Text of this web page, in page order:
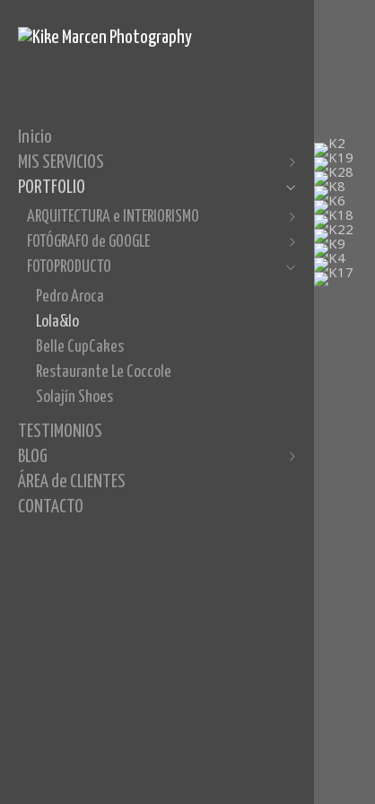
Inicio
MIS SERVICIOS
ARQUITECTURA e INTERIORISMO
FOTÓGRAFO de GOOGLE
FOTOPRODUCTO
PORTFOLIO
ARQUITECTURA e INTERIORISMO
Casa Teulada
Casa Cucán
Casa Costablanca
Loft Elda
Cocina Laura
Villa de Moraira
FOTÓGRAFO de GOOGLE
Pedra Natural
Intermarmor
Pérez Alonso Abogados
CE Consulting Empresarial
Tour Virtual 360º
FOTOPRODUCTO
Pedro Aroca
Lola&lo
Belle CupCakes
Restaurante Le Coccole
Solajín Shoes
TESTIMONIOS
BLOG
Novedades
ÁREA de CLIENTES
CONTACTO